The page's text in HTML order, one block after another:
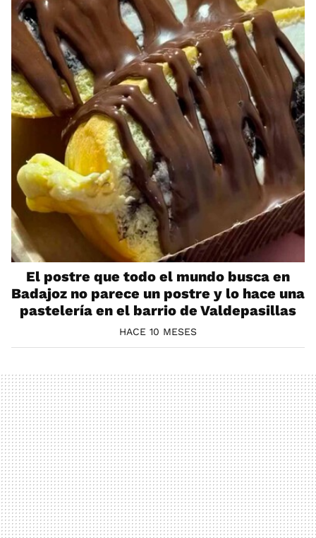
El postre que todo el mundo busca en
Badajoz no parece un postre y lo hace una
pastelería en el barrio de Valdepasillas
HACE 10 MESES